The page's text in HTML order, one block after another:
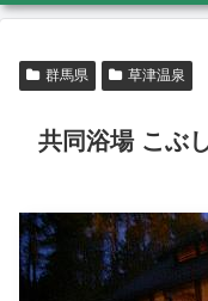
群馬県 草津温泉
共同浴場 こぶ